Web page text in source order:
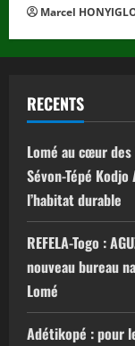
Marcel
RECENTS
Lomé au cœur
Sévon-Tépé
l’habitat durable
REFELA-Togo :
nouveau bureau
Lomé
Adétikopé : pour